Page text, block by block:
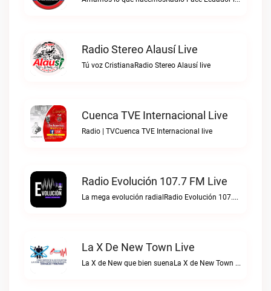
Radio Stereo Alausí Live
Tú voz CristianaRadio Stereo Alausí live
Cuenca TVE Internacional Live
Radio | TVCuenca TVE Internacional live
Radio Evolución 107.7 FM Live
La mega evolución radialRadio Evolución 107.7 FM live
La X De New Town Live
La X de New que bien suenaLa X de New Town live